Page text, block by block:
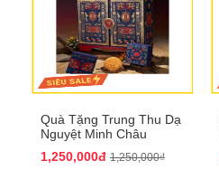
Quà Tặng Trung Thu Dạ
Nguyệt Minh Châu
1,250,000đ 1,250,000₫